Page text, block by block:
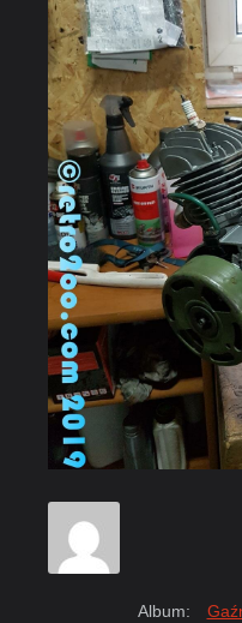
Album: